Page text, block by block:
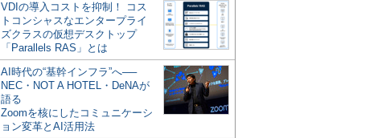
VDIの導入コストを抑制！ コス
トコンシャスなエンタープライ
ズクラスの仮想デスクトップ
「Parallels RAS」とは
AI時代の“基幹インフラ”へ──
NEC・NOT A HOTEL・DeNAが
語る
Zoomを核にしたコミュニケーシ
ョン変革とAI活用法